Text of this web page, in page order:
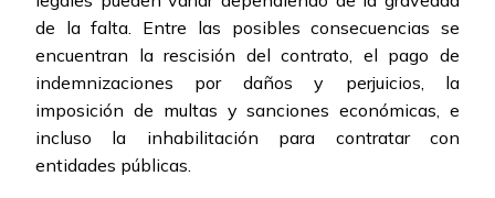
de la falta. Entre las posibles consecuencias se
encuentran la rescisión del contrato, el pago de
indemnizaciones por daños y perjuicios, la
imposición de multas y sanciones económicas, e
incluso la inhabilitación para contratar con
entidades públicas.